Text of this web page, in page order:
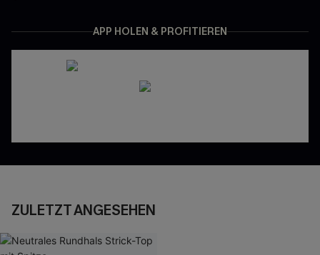
APP HOLEN & PROFITIEREN
ZULETZT ANGESEHEN